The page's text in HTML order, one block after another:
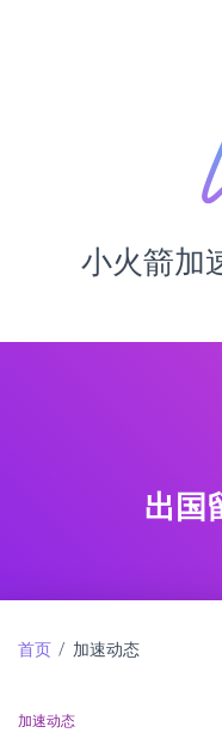
小火箭加
出国
首页 / 加速动态
加速动态